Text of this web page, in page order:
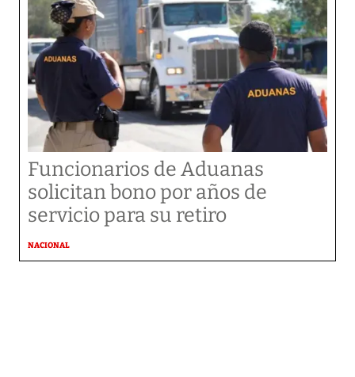
Funcionarios de Aduanas
solicitan bono por años de
servicio para su retiro
NACIONAL